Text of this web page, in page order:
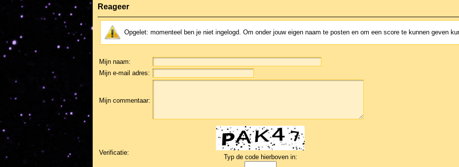
Reageer
Opgelet: momenteel ben je niet ingelogd. Om onder jouw eigen naam te posten en om een score te kunnen geven
Mijn naam:
Mijn e-mail adres:
Mijn commentaar:
Verificatie:
Typ de code hierboven in: